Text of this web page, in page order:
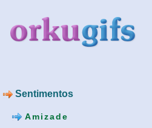
Sentimentos
Amizade